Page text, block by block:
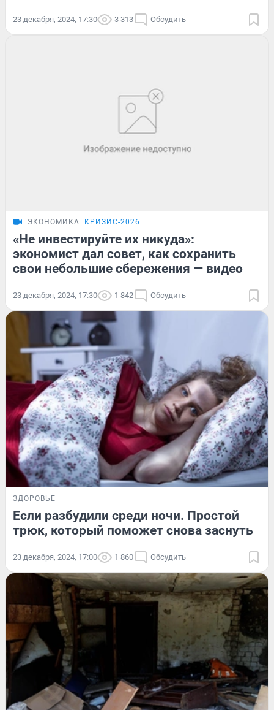
23 декабря, 2024, 17:30 3 313 Обсудить
ЭКОНОМИКА КРИЗИС-2026
«Не инвестируйте их никуда»:
экономист дал совет, как сохранить
свои небольшие сбережения — видео
23 декабря, 2024, 17:30 1 842 Обсудить
ЗДОРОВЬЕ
Если разбудили среди ночи. Простой
трюк, который поможет снова заснуть
23 декабря, 2024, 17:00 1 860 Обсудить